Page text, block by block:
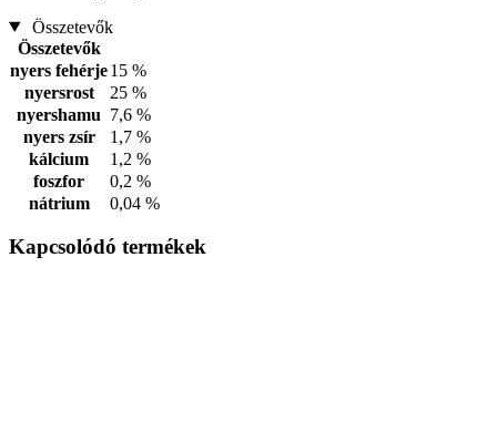
Összetevők
Összetevők
nyers fehérje15 %
nyersrost
25 %
nyershamu 7,6 %
nyers zsír
1,7 %
kálcium
1,2 %
foszfor
0,2 %
nátrium
0,04 %
Kapcsolódó termékek